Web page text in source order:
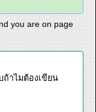
you are on page
าไมต้องเขียน